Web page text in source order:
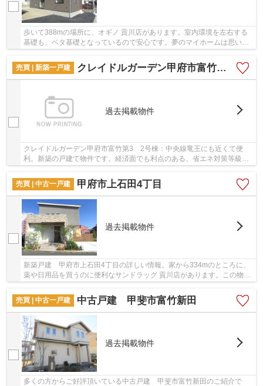
歩いて388mの場所に、オギノ 貢川店があります。室内環境を左右する
基礎も、ベタ基礎となっているので安心です。夢のマイホームは思い切
売買 | 新築一戸建
クレイドルガーデン甲府市富竹第3 2号棟
過去掲載物件
クレイドルガーデン甲府市富竹第3 2号棟：中央線竜王にも近くて便
利。新築の戸建て物件です。経済面でも利点のある、省エネ対策等級を
売買 | 中古一戸建
甲府市上石田4丁目
過去掲載物件
新築戸建 甲府市上石田4丁目の詳しい情報。家から334mのところに、
薬や日用品を買うのに便利なサンドラッグ 貢川店があります。この物件
売買 | 中古一戸建
中古戸建 甲斐市富竹新田
過去掲載物件
多くの方からご好評頂いている中古戸建 甲斐市富竹新田のご紹介で